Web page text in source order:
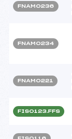
FNAM0236
FNAM0234
FNAM0221
FIS0123.FFS